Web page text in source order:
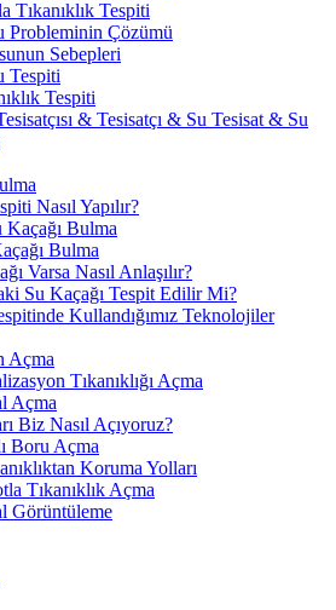
Tıkanıklık Tespiti
Probleminin Çözümü
Sebepleri
Tespiti
Tespiti
& Tesisatçı & Su Tesisat & Su
Nasıl Yapılır?
Kaçağı Bulma
Bulma
Varsa Nasıl Anlaşılır?
Su Kaçağı Tespit Edilir Mi?
Kullandığımız Teknolojiler
Açma
Tıkanıklığı Açma
Açma
Biz Nasıl Açıyoruz?
Boru Açma
Koruma Yolları
Tıkanıklık Açma
Görüntüleme